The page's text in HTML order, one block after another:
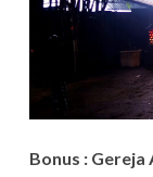
Bonus : Gereja